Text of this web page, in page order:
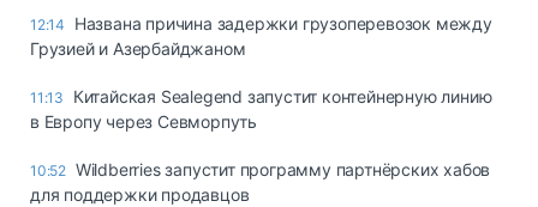
12:14
Названа причина задержки грузоперевозок между
Грузией и Азербайджаном
11:13
Китайская Sealegend запустит контейнерную линию
в Европу через Севморпуть
10:52 Wildberries запустит программу партнёрских хабов
для поддержки продавцов